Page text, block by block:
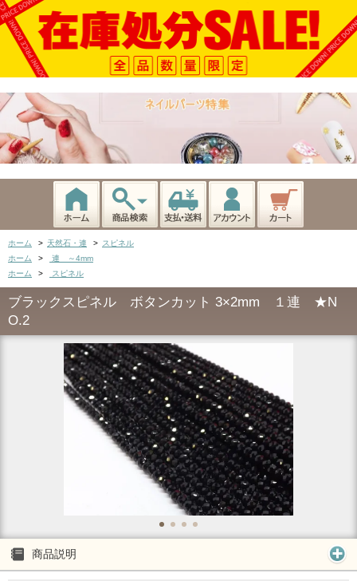
ホーム > 天然石・連 > スピネル
ホーム
>
連 ～4mm
ホーム
> スピネル
ブラックスピネル ボタンカット 3×2mm １連 ★N
O.2
商品説明